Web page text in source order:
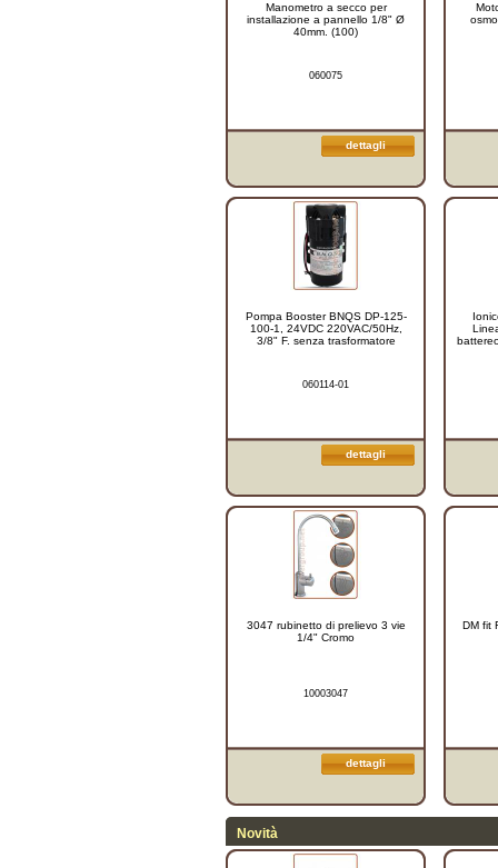
Manometro a secco per
installazione a pannello 1/8" Ø
40mm. (100)
060075
dettagli
Pompa Booster BNQS DP-125-
100-1, 24VDC 220VAC/50Hz,
3/8" F. senza trasformatore
060114-01
dettagli
3047 rubinetto di prelievo 3 vie
1/4" Cromo
10003047
dettagli
DM fit
Novità